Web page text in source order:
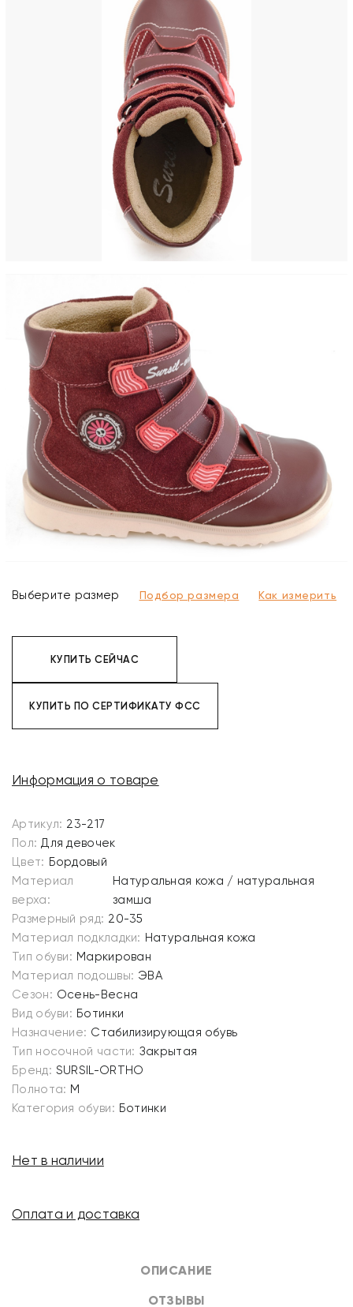
ОПИСАНИЕ
ОТЗЫВЫ
Выберите размер Подбор размера Как измерить
КУПИТЬ СЕЙЧАС
КУПИТЬ ПО СЕРТИФИКАТУ ФСС
Информация о товаре
Артикул: 23-217
Пол: Для девочек
Цвет: Бордовый
Материал
верха:
Натуральная кожа / натуральная
замша
Размерный ряд: 20-35
Материал подкладки: Натуральная кожа
Тип обуви: Маркирован
Материал подошвы: ЭВА
Сезон: Осень-Весна
Вид обуви: Ботинки
Назначение: Стабилизирующая обувь
Тип носочной части: Закрытая
Бренд: SURSIL-ORTHO
Полнота: M
Категория обуви: Ботинки
Нет в наличии
Оплата и доставка